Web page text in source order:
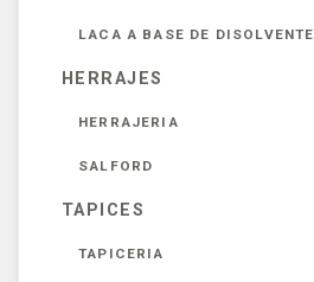
LACA A BASE DE DISOLVENTE
HERRAJES
HERRAJERIA
SALFORD
TAPICES
TAPICERIA